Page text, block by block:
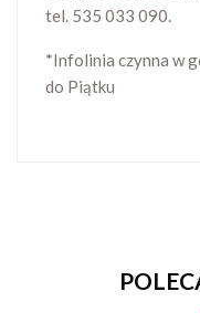
tel. 535 033 090.
*Infolinia czynna w
do Piątku